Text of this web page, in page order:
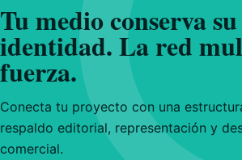
Tu medio conserva su
identidad. La red
fuerza.
Conecta tu proyecto con una
respaldo editorial, representación y
comercial.